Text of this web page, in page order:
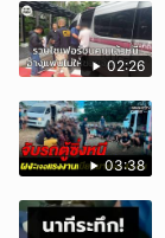
02:26
03:38